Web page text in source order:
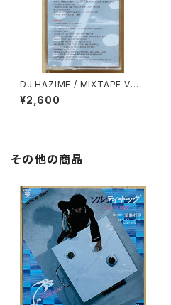
DJ HAZIME / MIXTAPE VOL.
10
¥2,600
その他の商品